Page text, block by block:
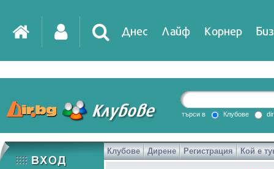
Днес Лайф Корнер
DirTV Impressio
Games
търси в Клубове
Клубове Дирене Регистрация Кой е